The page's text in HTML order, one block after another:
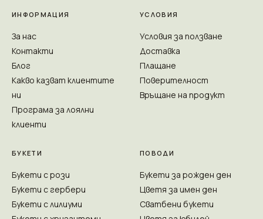
ИНФОРМАЦИЯ
За нас
Контакти
Блог
Какво казват клиентите
ни
Програма за лоялни
клиенти
УСЛОВИЯ
Условия за ползване
Доставка
Плащане
Поверителност
Връщане на продукт
БУКЕТИ
Букети с рози
Букети с гербери
Букети с лилиуми
ПОВОДИ
Букети за рожден ден
Цветя за имен ден
Сватбени букети